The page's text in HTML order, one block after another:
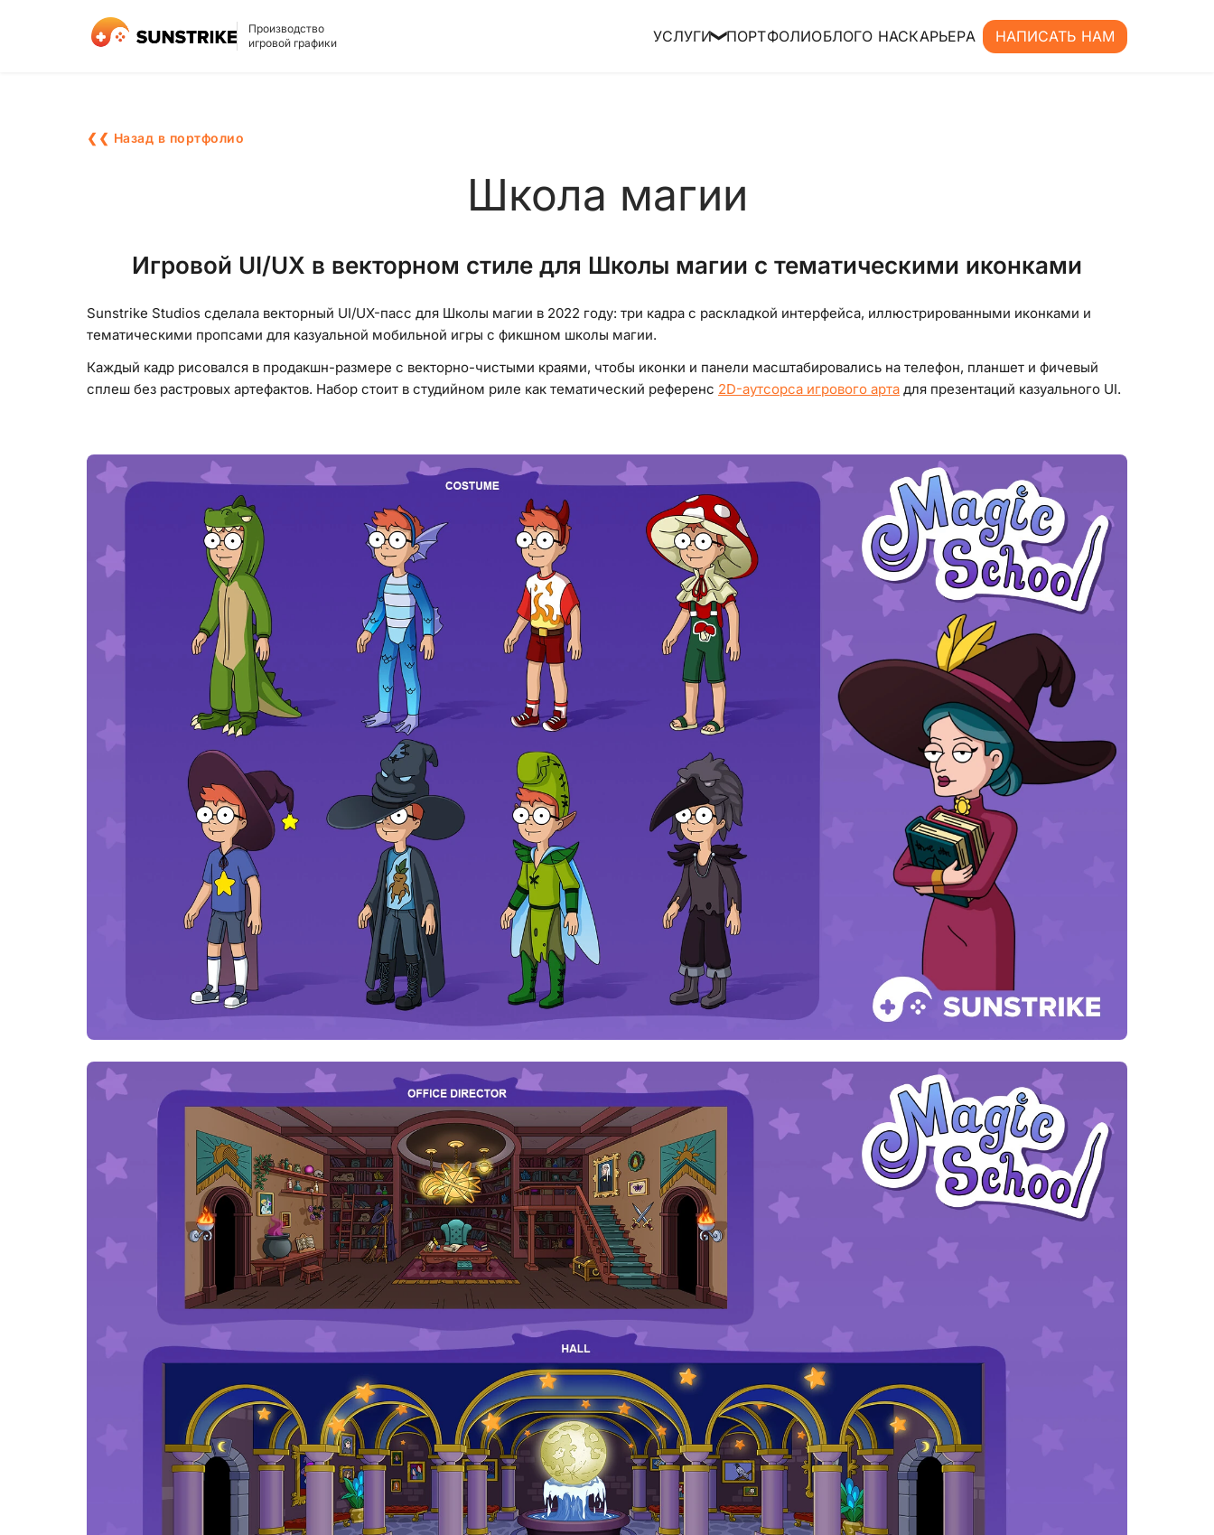
Производство
игровой графики
УСЛУГИ❯ПОРТФОЛИОБЛОГО НАСКАРЬЕРА НАПИСАТЬ НАМ
❮❮ Назад в портфолио
Школа магии
Игровой UI/UX в векторном стиле для Школы магии с тематическими иконками
Sunstrike Studios сделала векторный UI/UX-пасс для Школы магии в 2022 году: три кадра с раскладкой интерфейса, иллюстрированными иконками и
тематическими пропсами для казуальной мобильной игры с фикшном школы магии.
Каждый кадр рисовался в продакшн-размере с векторно-чистыми краями, чтобы иконки и панели масштабировались на телефон, планшет и фичевый
сплеш без растровых артефактов. Набор стоит в студийном риле как тематический референс 2D-аутсорса игрового арта для презентаций казуального UI.